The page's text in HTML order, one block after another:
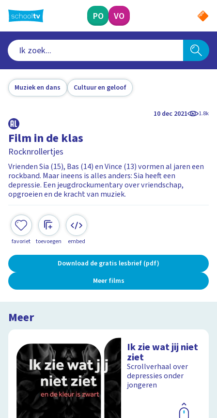
naar
hoofdinhoud
PO VO
Muziek en dans Cultuur en geloof
10 dec 2021 1.8k
Film in de klas
Rocknrollertjes
Vrienden Sia (15), Bas (14) en Vince (13) vormen al jaren een
rockband. Maar ineens is alles anders: Sia heeft een
depressie. Een jeugdrockumentary over vriendschap,
opgroeien en de kracht van muziek.
favoriet toevoegen embed
Download de gratis lesbrief (pdf)
Meer films
Meer
Ik zie wat jij niet
ziet
Scrollverhaal over
depressies onder
jongeren